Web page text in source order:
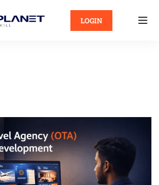
LOGIN